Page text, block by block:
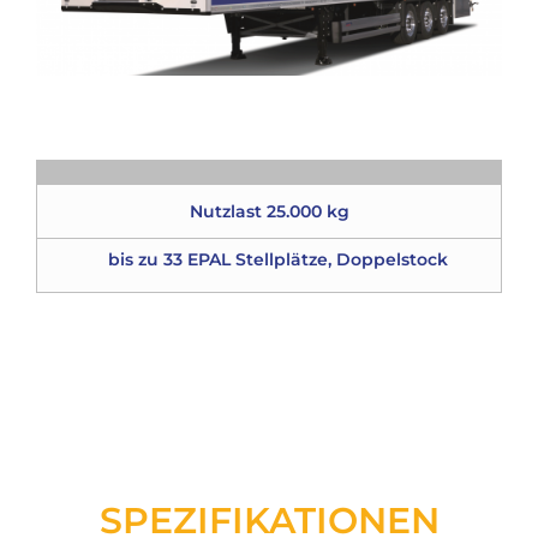
Nutzlast 25.000 kg
bis zu 33 EPAL Stellplätze, Doppelstock
SPEZIFIKATIONEN